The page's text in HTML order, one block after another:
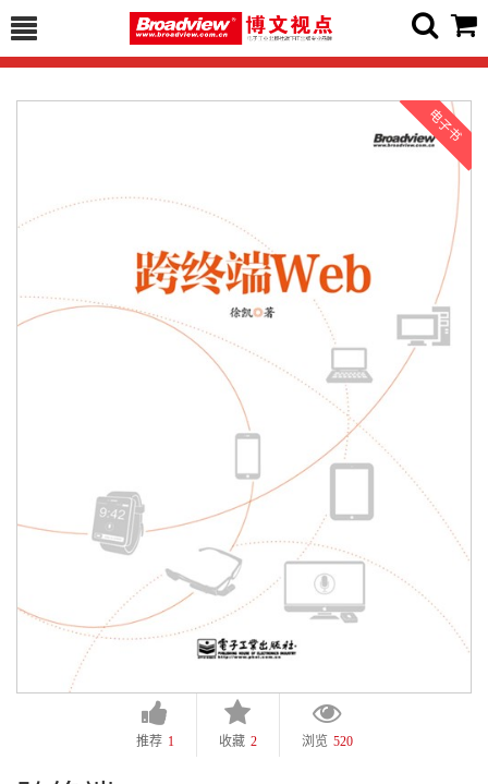
推荐 1 收藏 2 浏览 520